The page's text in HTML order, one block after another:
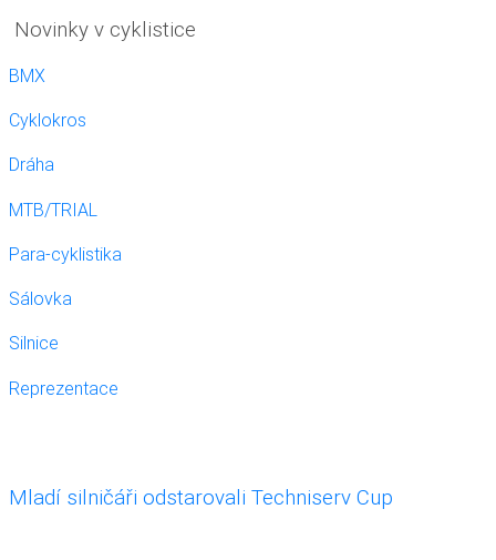
Novinky v cyklistice
BMX
Cyklokros
Dráha
MTB/TRIAL
Para-cyklistika
Sálovka
Silnice
Reprezentace
Mladí silničáři odstarovali Techniserv Cup